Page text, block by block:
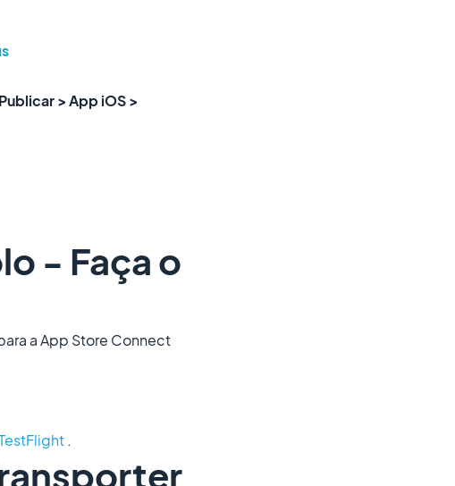
Publicar > App iOS >
- Faça o
a App Store Connect
.